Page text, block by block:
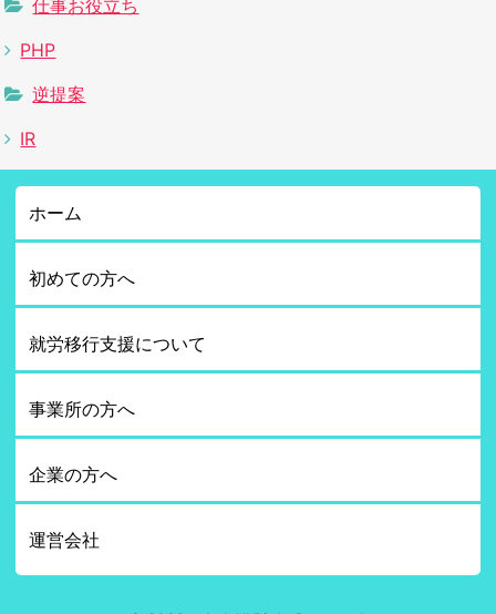
仕事お役立ち
PHP
逆提案
IR
ホーム
初めての方へ
就労移行支援について
事業所の方へ
企業の方へ
運営会社